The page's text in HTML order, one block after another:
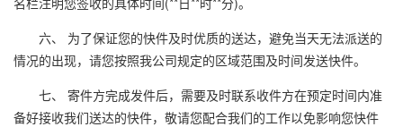
六、 为了保证您的快件及时优质的送达，避免当天无法派送的
情况的出现，请您按照我公司规定的区域范围及时间发送快件。
七、 寄件方完成发件后，需要及时联系收件方在预定时间内准
备好接收我们送达的快件，敬请您配合我们的工作以免影响您快件